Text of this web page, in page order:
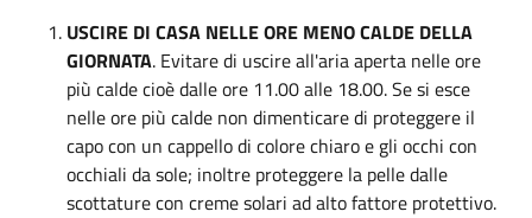
USCIRE DI CASA NELLE ORE MENO CALDE DELLA
GIORNATA. Evitare di uscire all'aria aperta nelle ore
più calde cioè dalle ore 11.00 alle 18.00. Se si esce
nelle ore più calde non dimenticare di proteggere il
capo con un cappello di colore chiaro e gli occhi con
occhiali da sole; inoltre proteggere la pelle dalle
scottature con creme solari ad alto fattore protettivo.